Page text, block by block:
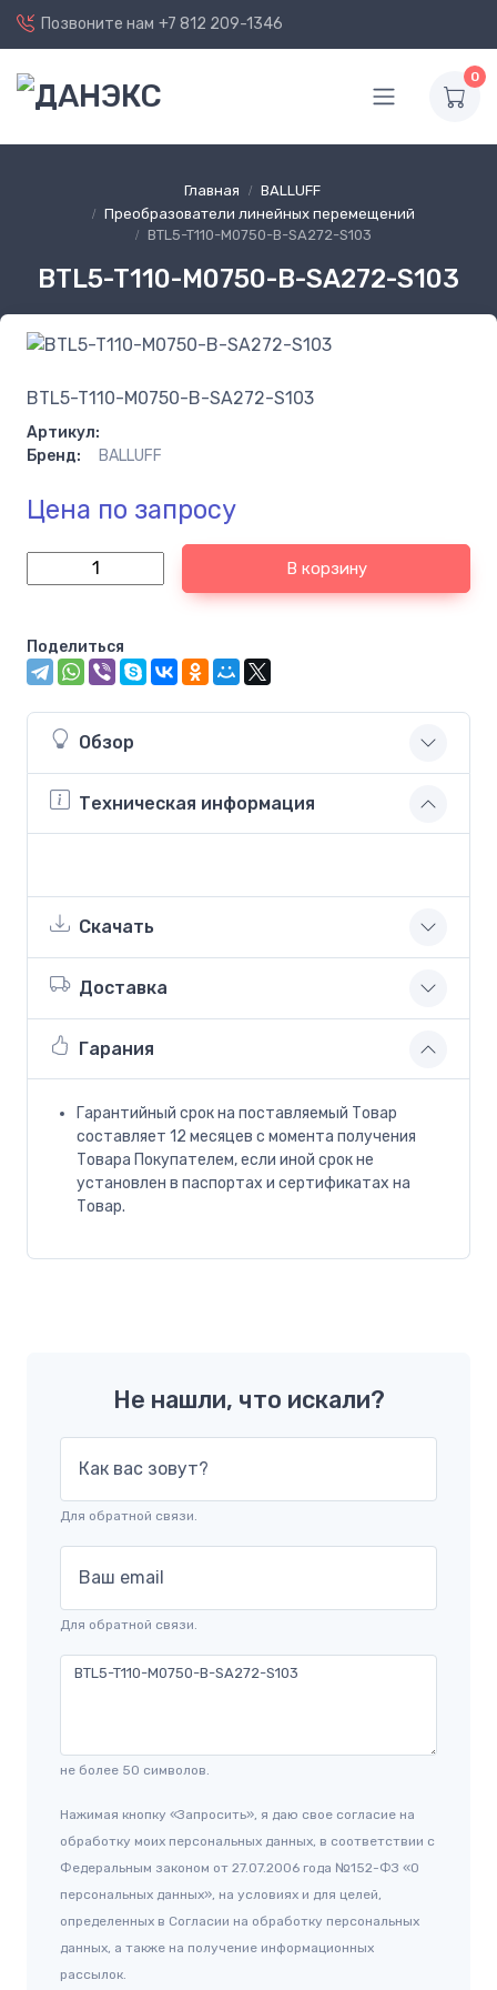
Позвоните нам +7 812 209-1346
0
Главная
BALLUFF
Преобразователи линейных перемещений
BTL5-T110-M0750-B-SA272-S103
BTL5-T110-M0750-B-SA272-S103
BTL5-T110-M0750-B-SA272-S103
Артикул:
Бренд:
BALLUFF
Цена по запросу
В корзину
Поделиться
Обзор
Техническая информация
Скачать
Доставка
Гарания
Гарантийный срок на поставляемый Товар
составляет 12 месяцев с момента получения
Товара Покупателем, если иной срок не
установлен в паспортах и сертификатах на
Товар.
Не нашли, что искали?
Как вас зовут?
Для обратной связи.
Ваш email
Для обратной связи.
не более 50 символов.
Нажимая кнопку «Запросить», я даю свое согласие на
обработку моих персональных данных, в соответствии с
Федеральным законом от 27.07.2006 года №152-ФЗ «О
персональных данных», на условиях и для целей,
определенных в Согласии на обработку персональных
данных, а также на получение информационных
рассылок.